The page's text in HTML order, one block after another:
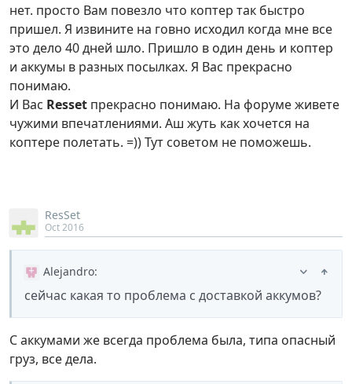
нет. просто Вам повезло что коптер так быстро
пришел. Я извините на говно исходил когда мне все
это дело 40 дней шло. Пришло в один день и коптер
и аккумы в разных посылках. Я Вас прекрасно
понимаю.
И Вас Resset прекрасно понимаю. На форуме живете
чужими впечатлениями. Аш жуть как хочется на
коптере полетать. =)) Тут советом не поможешь.
ResSet
Oct 2016
Alejandro:
сейчас какая то проблема с доставкой аккумов?
С аккумами же всегда проблема была, типа опасный
груз, все дела.